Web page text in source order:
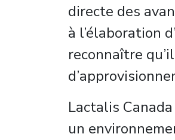
directe des
à l’élaboration
reconnaître
Lactalis
un